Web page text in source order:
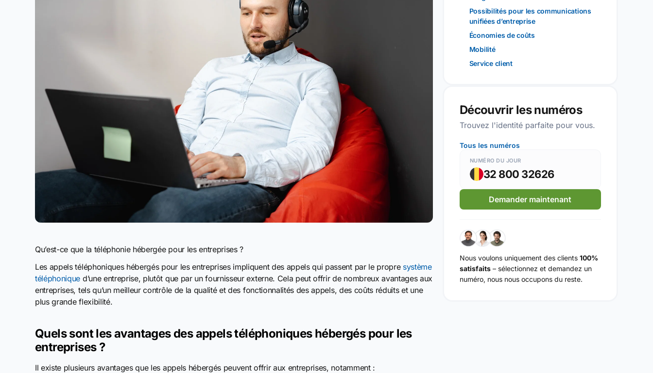
Qu’est-ce que la téléphonie hébergée pour les entreprises ?
Les appels téléphoniques hébergés pour les entreprises impliquent des appels qui passent par le propre système
téléphonique d’une entreprise, plutôt que par un fournisseur externe. Cela peut offrir de nombreux avantages aux
entreprises, tels qu’un meilleur contrôle de la qualité et des fonctionnalités des appels, des coûts réduits et une
plus grande flexibilité.
Quels sont les avantages des appels téléphoniques hébergés pour les
entreprises ?
Il existe plusieurs avantages que les appels hébergés peuvent offrir aux entreprises, notamment :
Possibilités pour les communications
unifiées d’entreprise
Économies de coûts
Mobilité
Service client
Découvrir les numéros
Trouvez l'identité parfaite pour vous.
Tous les numéros
NUMÉRO DU JOUR
32 800 32626
Demander maintenant
Nous voulons uniquement des clients 100%
satisfaits– sélectionnez et demandez un
numéro, nous nous occupons du reste.